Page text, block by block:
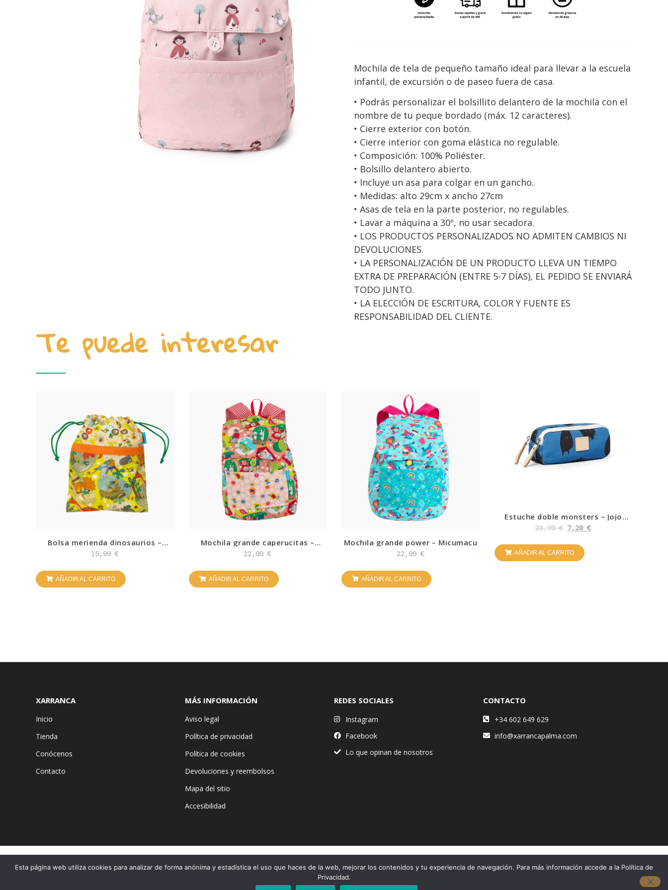
Mochila de tela de pequeño tamaño ideal para llevar a la escuela
infantil, de excursión o de paseo fuera de casa.
• Podrás personalizar el bolsillito delantero de la mochila con el
nombre de tu peque bordado (máx. 12 caracteres).
• Cierre exterior con botón.
• Cierre interior con goma elástica no regulable.
• Composición: 100% Poliéster.
• Bolsillo delantero abierto.
• Incluye un asa para colgar en un gancho.
• Medidas: alto 29cm x ancho 27cm
• Asas de tela en la parte posterior, no regulables.
• Lavar a máquina a 30º, no usar secadora.
• LOS PRODUCTOS PERSONALIZADOS NO ADMITEN CAMBIOS NI
DEVOLUCIONES.
• LA PERSONALIZACIÓN DE UN PRODUCTO LLEVA UN TIEMPO
EXTRA DE PREPARACIÓN (ENTRE 5-7 DÍAS), EL PEDIDO SE ENVIARÁ
TODO JUNTO.
• LA ELECCIÓN DE ESCRITURA, COLOR Y FUENTE ES
RESPONSABILIDAD DEL CLIENTE.
Te puede interesar
Bolsa merienda dinosaurios –
Micumacu
15,99 €
AÑADIR AL CARRITO
Mochila grande caperucitas –
Micumacu
22,99€
AÑADIR AL CARRITO
Mochila grande power – Micumacu
22,99 €
AÑADIR AL CARRITO
Estuche doble monsters – Jojo
Factory
23,99€ 7,20€
AÑADIR AL CARRITO
XARRANCA
Inicio
Tienda
Conócenos
Contacto
MÁS INFORMACIÓN
Aviso legal
Política de privacidad
Política de cookies
Devoluciones y reembolsos
Mapa del sitio
Accesibilidad
REDES SOCIALES
Instagram
Facebook
Lo que opinan de nosotros
CONTACTO
+34 602 649 629
info@xarrancapalma.com
Financiado por la Unión Europea – NextGenerationEU
Esta página web utiliza cookies para analizar de forma anónima y estadística el uso que haces de la web, mejorar los contenidos y tu experiencia de navegación. Para más información accede a la Política de
Privacidad.